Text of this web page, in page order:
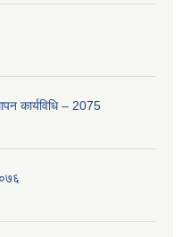
कार्यविधि – 2075